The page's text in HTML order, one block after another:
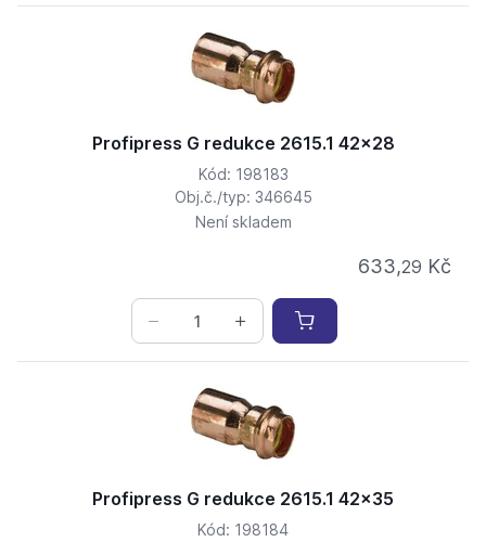
Profipress G redukce 2615.1 42x28
Kód: 198183
Obj.č./typ: 346645
Není skladem
633,29 Kč
Profipress G redukce 2615.1 42x35
Kód: 198184